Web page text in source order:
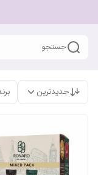
جستجو
جدیدترین